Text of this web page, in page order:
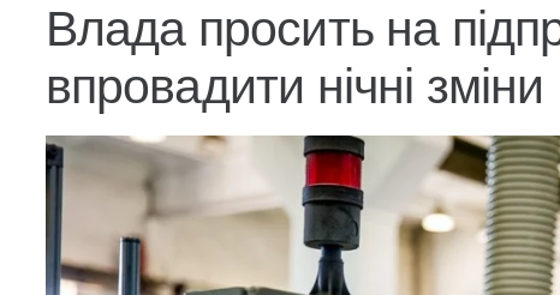
Влада просить на
впровадити нічні зміни